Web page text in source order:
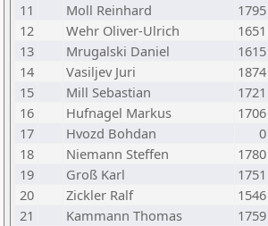
11
Moll Reinhard 1795
12
Wehr Oliver-Ulrich 1651
13
Mrugalski Daniel 1615
14
Vasiljev Juri 1874
15
Mill Sebastian 1721
16
Hufnagel Markus 1706
17
Hvozd Bohdan 0
18
Niemann Steffen 1780
19
Groß Karl 1751
20
Zickler Ralf 1546
21
Kammann Thomas 1759